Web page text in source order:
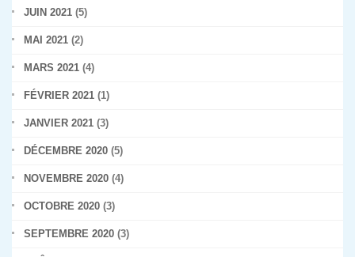
JUIN 2021 (5)
MAI 2021 (2)
MARS 2021 (4)
FÉVRIER 2021 (1)
JANVIER 2021 (3)
DÉCEMBRE 2020 (5)
NOVEMBRE 2020 (4)
OCTOBRE 2020 (3)
SEPTEMBRE 2020 (3)